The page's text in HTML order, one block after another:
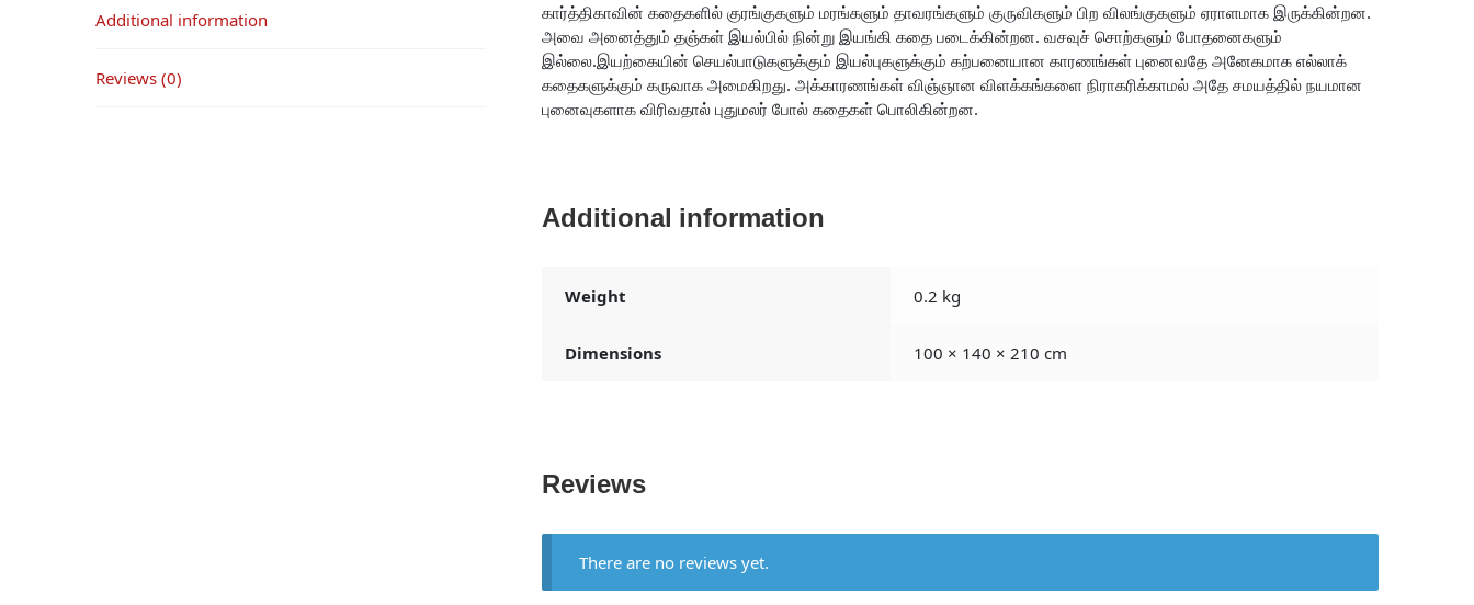
Additional information
Reviews (0)
கார்த்திகாவின் கதைகளில் குரங்குகளும் மரங்களும் தாவரங்களும் குருவிகளும் பிற விலங்குகளும் ஏராளமாக இருக்கின்றன.
அவை அனைத்தும் தஞ்கள் இயல்பில் நின்று இயங்கி கதை படைக்கின்றன. வசவுச் சொற்களும் போதனைகளும்
இல்லை.இயற்கையின் செயல்பாடுகளுக்கும் இயல்புகளுக்கும் கற்பனையான காரணங்கள் புனைவதே அனேகமாக எல்லாக்
கதைகளுக்கும் கருவாக அமைகிறது. அக்காரணங்கள் விஞ்ஞான விளக்கங்களை நிராகரிக்காமல் அதே சமயத்தில் நயமான
புனைவுகளாக விரிவதால் புதுமலர் போல் கதைகள் பொலிகின்றன.
Additional information
Weight 0.2 kg
Dimensions 100 × 140 × 210 cm
Reviews
There are no reviews yet.